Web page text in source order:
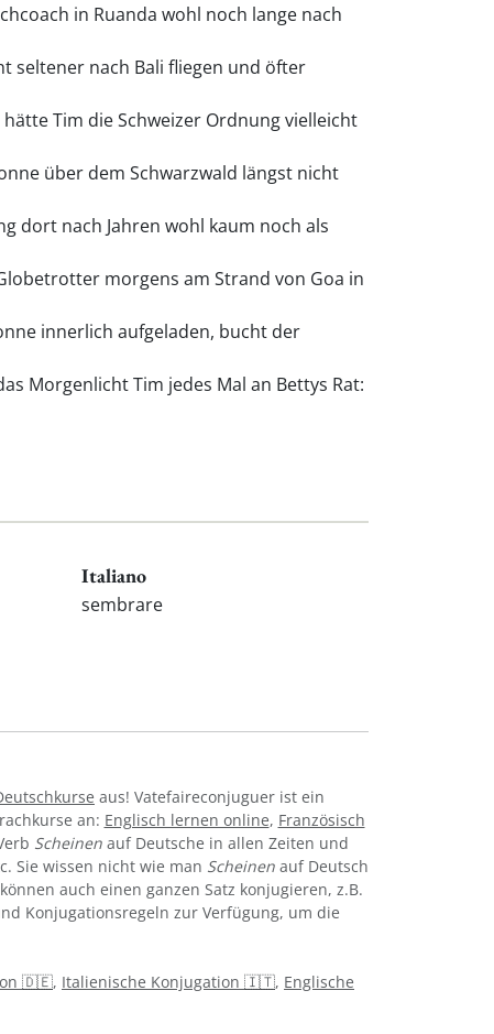
in Ruanda wohl noch lange nach
seltener nach Bali fliegen und öfter
Tim die Schweizer Ordnung vielleicht
über dem Schwarzwald längst nicht
dort nach Jahren wohl kaum noch als
morgens am Strand von Goa in
innerlich aufgeladen, bucht der
Morgenlicht Tim jedes Mal an Bettys Rat:
Italiano
sembrare
aus! Vatefaireconjuguer ist ein
an: Englisch lernen online, Französisch
Scheinenauf Deutsche in allen Zeiten und
Sie wissen nicht wie man Scheinenauf Deutsch
auch einen ganzen Satz konjugieren, z.B.
Konjugationsregeln zur Verfügung, um die
🇩🇪, Italienische Konjugation 🇮🇹, Englische